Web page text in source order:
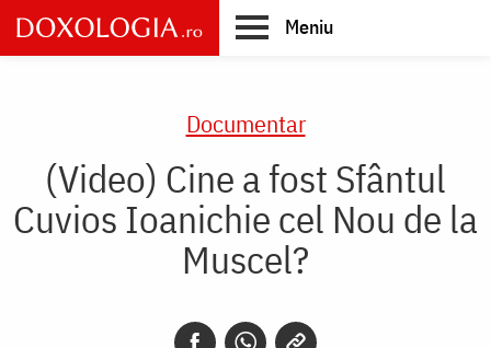
Skip
to
main
Meniu
Documentar
(Video) Cine a fost Sfântul
Cuvios Ioanichie cel Nou de la
Muscel?